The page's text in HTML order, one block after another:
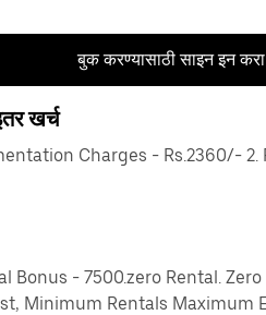
बुक करण्यासाठी साइन इन करा
खर्च
Charges - Rs.2360/- 2.
Bonus - 7500.zero Rental.
Minimum Rentals Maximum